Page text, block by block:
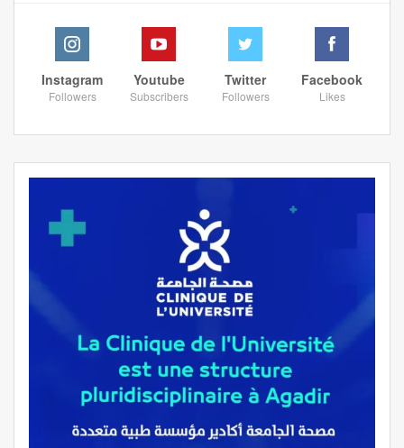
Facebook
Likes
Twitter
Followers
Youtube
Subscribers
Instagram
Followers